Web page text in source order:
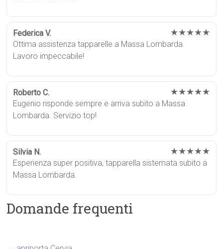
Federica V. ★★★★★
Ottima assistenza tapparelle a Massa Lombarda.
Lavoro impeccabile!
Roberto C. ★★★★★
Eugenio risponde sempre e arriva subito a Massa
Lombarda. Servizio top!
Silvia N. ★★★★★
Esperienza super positiva, tapparella sistemata subito a
Massa Lombarda.
Domande frequenti